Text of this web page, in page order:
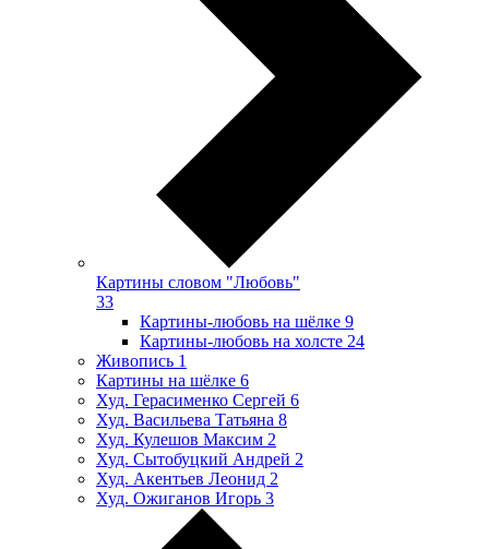
Картины словом "Любовь"
33
Картины-любовь на шёлке 9
Картины-любовь на холсте 24
Живопись 1
Картины на шёлке 6
Худ. Герасименко Сергей 6
Худ. Васильева Татьяна 8
Худ. Кулешов Максим 2
Худ. Сытобуцкий Андрей 2
Худ. Акентьев Леонид 2
Худ. Ожиганов Игорь 3